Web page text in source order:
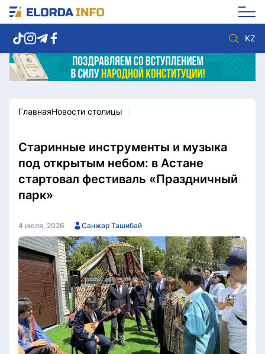
KZ
Новости столицы
Политика
Спорт
Культура
Мнение
Видео
Мир
Послание
Служба Комплаенс
Этический кодекс
ГлавнаяНовости столицы
Старинные инструменты и музыка
под открытым небом: в Астане
стартовал фестиваль «Праздничный
парк»
4 июля, 2026 Санжар Ташибай